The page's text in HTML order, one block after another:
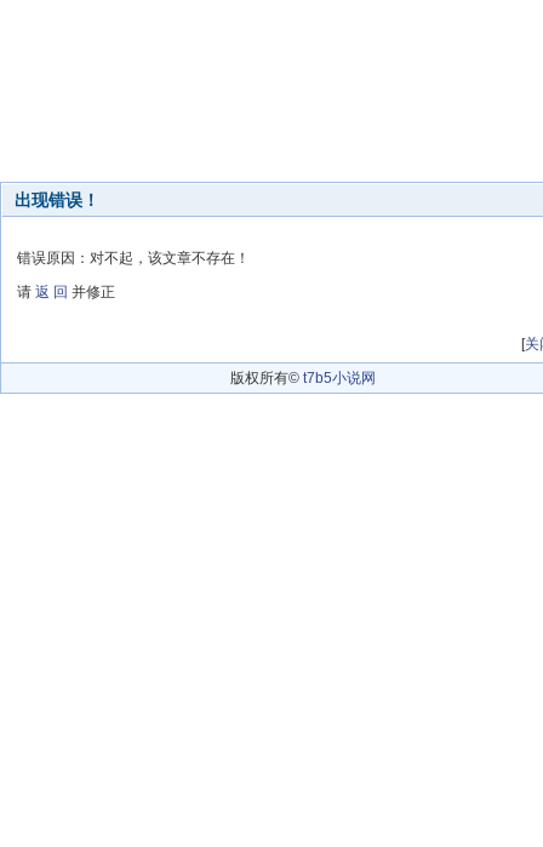
出现错误！
错误原因：对不起，该文章不存在！
请 返 回 并修正
[关
版权所有© t7b5小说网